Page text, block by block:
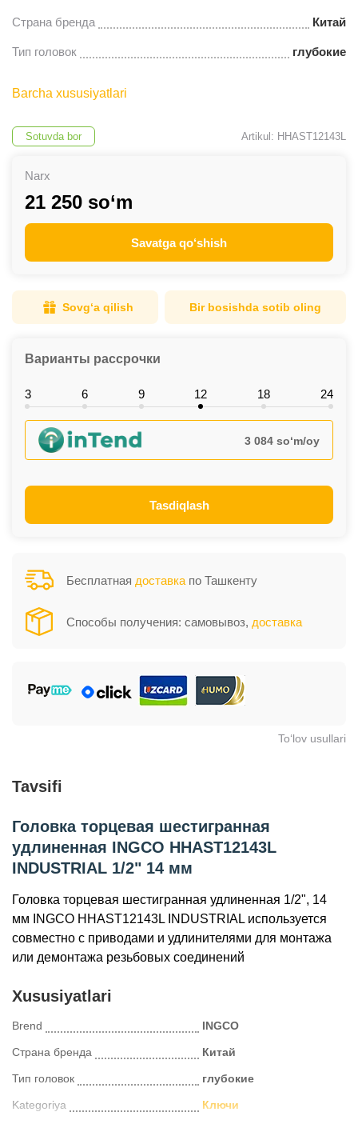
Страна бренда Китай
Тип головок глубокие
Barcha xususiyatlari
Sotuvda bor Artikul: HHAST12143L
Narx
21 250 so‘m
Savatga qo‘shish
Sovg‘a qilish Bir bosishda sotib oling
Варианты рассрочки
3 6 9 12 18 24
3 084 so‘m/oy
Tasdiqlash
Бесплатная доставка по Ташкенту
Способы получения: самовывоз, доставка
To‘lov usullari
Tavsifi
Головка торцевая шестигранная
удлиненная INGCO HHAST12143L
INDUSTRIAL 1/2" 14 мм
Головка торцевая шестигранная удлиненная 1/2", 14
мм INGCO HHAST12143L INDUSTRIAL используется
совместно с приводами и удлинителями для монтажа
или демонтажа резьбовых соединений
Xususiyatlari
Brend INGCO
Страна бренда Китай
Тип головок глубокие
Kategoriya Ключи